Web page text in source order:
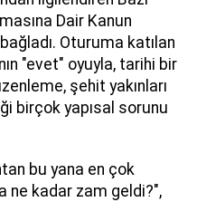
Dair Kanun
Oturuma katılan
"evet" oyuyla, tarihi bir
şehit yakınları
birçok yapısal sorunu
bu yana en çok
ne kadar zam geldi?",